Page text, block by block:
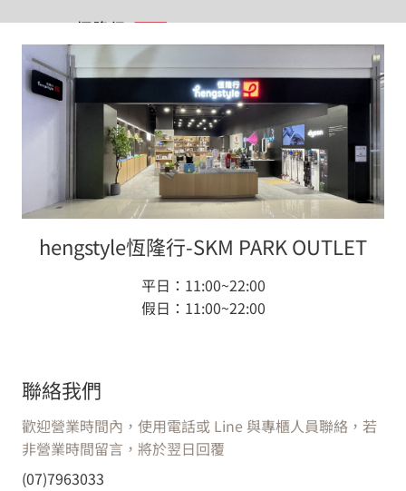
首頁 百貨專櫃據點
locations
百貨據點列表
hengstyle 恆隆行在 全部地區 共有 66 個 所有櫃位類
型，歡迎立即用 Google 導航至恆隆行專櫃，或是用
hengstyle恆隆行-SKM PARK OUTLET
平日：11:00~22:00
假日：11:00~22:00
聯絡我們
歡迎營業時間內，使用電話或 Line 與專櫃人員聯絡，若
非營業時間留言，將於翌日回覆
(07)7963033